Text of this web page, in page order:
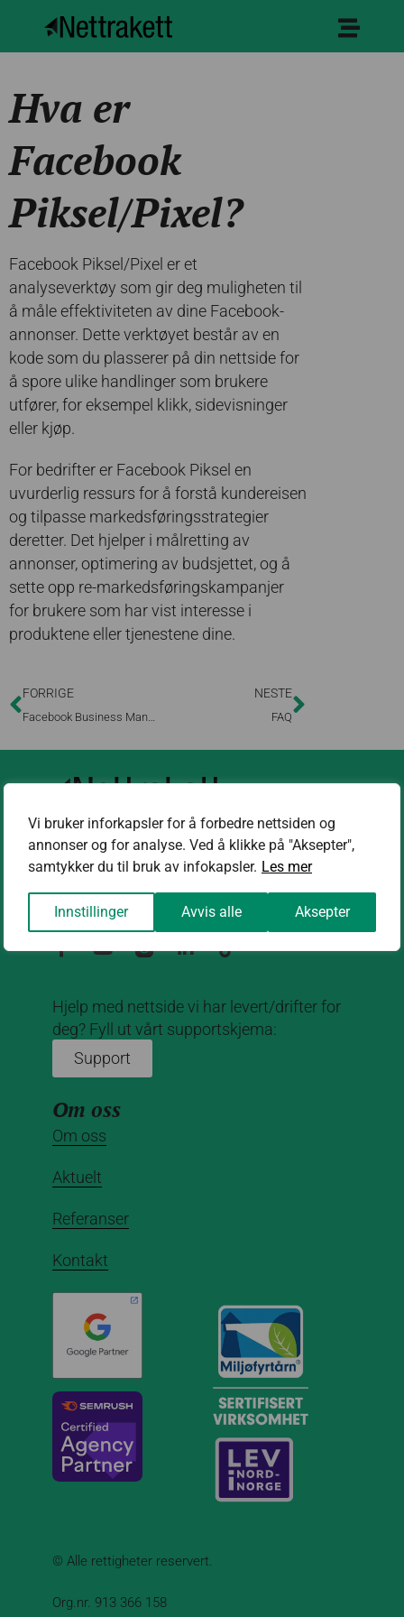
Vi bruker inforkapsler for å forbedre nettsiden og
annonser og for analyse. Ved å klikke på "Aksepter",
samtykker du til bruk av infokapsler. Les mer
Innstillinger Avvis alle Aksepter
Hva er
Facebook
Piksel/Pixel?
Facebook Piksel/Pixel er et
analyseverktøy som gir deg muligheten til
å måle effektiviteten av dine Facebook-
annonser. Dette verktøyet består av en
kode som du plasserer på din nettside for
å spore ulike handlinger som brukere
utfører, for eksempel klikk, sidevisninger
eller kjøp.
For bedrifter er Facebook Piksel en
uvurderlig ressurs for å forstå kundereisen
og tilpasse markedsføringsstrategier
deretter. Det hjelper i målretting av
annonser, optimering av budsjettet, og å
sette opp re-markedsføringskampanjer
for brukere som har vist interesse i
produktene eller tjenestene dine.
FORRIGE NESTE
FAQ
Kontakt oss
kontakt@nettrakett.no
Hjelp med nettside vi har levert/drifter for
deg? Fyll ut vårt supportskjema:
Support
Om oss
Om oss
Aktuelt
Referanser
Kontakt
© Alle rettigheter reservert.
Org.nr. 913 366 158